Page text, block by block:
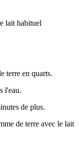
lait habituel
terre en quarts.
l'eau.
de plus.
de terre avec le lait